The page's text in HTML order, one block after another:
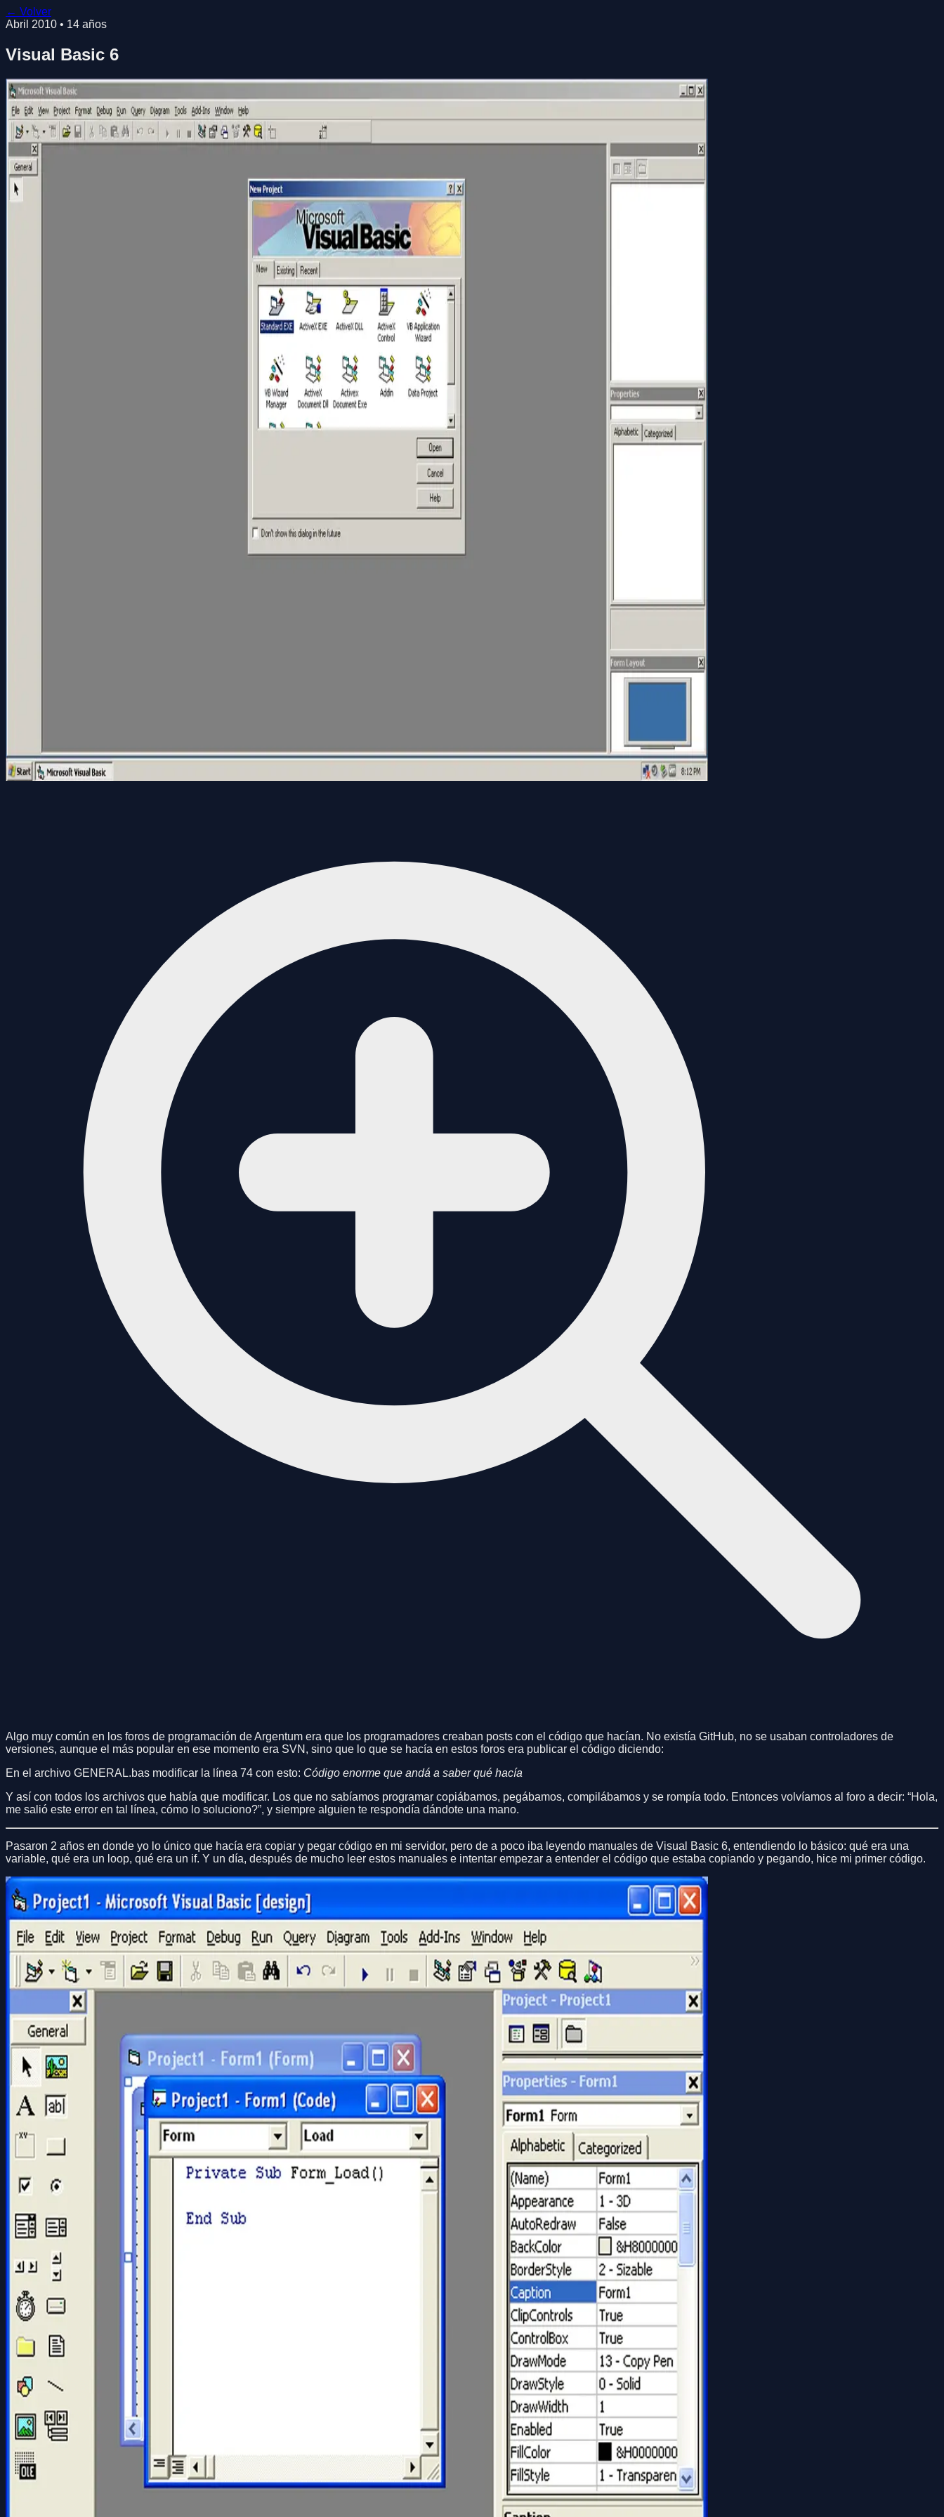
← Volver
Abril 2010 • 14 años
Visual Basic 6
Algo muy común en los foros de programación de Argentum era que los programadores creaban posts con el código que hacían. No existía GitHub, no se usaban controladores de
versiones, aunque el más popular en ese momento era SVN, sino que lo que se hacía en estos foros era publicar el código diciendo:
En el archivo GENERAL.bas modificar la línea 74 con esto: Código enorme que andá a saber qué hacía
Y así con todos los archivos que había que modificar. Los que no sabíamos programar copiábamos, pegábamos, compilábamos y se rompía todo. Entonces volvíamos al foro a decir: “Hola,
me salió este error en tal línea, cómo lo soluciono?”, y siempre alguien te respondía dándote una mano.
Pasaron 2 años en donde yo lo único que hacía era copiar y pegar código en mi servidor, pero de a poco iba leyendo manuales de Visual Basic 6, entendiendo lo básico: qué era una
variable, qué era un loop, qué era un if. Y un día, después de mucho leer estos manuales e intentar empezar a entender el código que estaba copiando y pegando, hice mi primer código.